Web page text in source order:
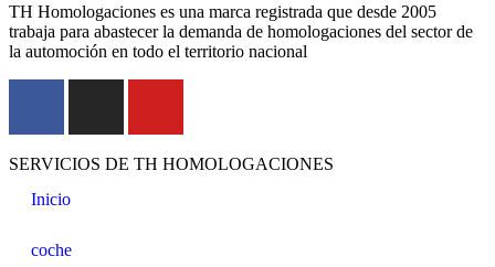
TH Homologaciones es una marca registrada que desde 2005
trabaja para abastecer la demanda de homologaciones del sector de
la automoción en todo el territorio nacional
SERVICIOS DE TH HOMOLOGACIONES
Inicio
coche